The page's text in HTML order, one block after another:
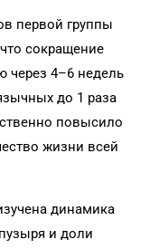
первой группы
сокращение
через 4–6 недель
до 1 раза
повысило
жизни всей
динамика
и доли